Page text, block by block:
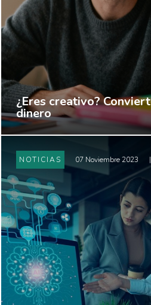
¿Eres creativo?
dinero
NOTICIAS 07 Noviembre 2023 |